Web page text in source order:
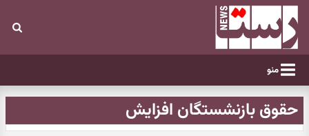
منو
حقوق بازنشستگان افزایش